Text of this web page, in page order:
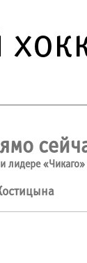
лидере